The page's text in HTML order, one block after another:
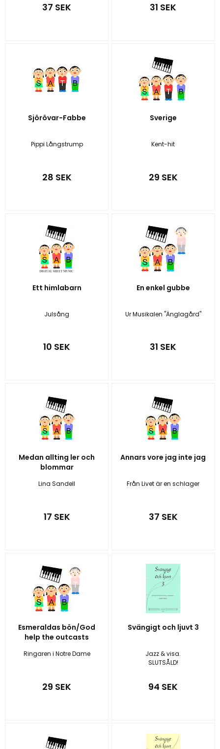
37 SEK 31 SEK
Sjörövar-Fabbe
Pippi Långstrump
28 SEK
Sverige
Kent-hit
29 SEK
Ett himlabarn
Julsång
10 SEK
En enkel gubbe
Ur Musikalen "Änglagård"
31 SEK
Medan allting ler och
blommar
Lina Sandell
17 SEK
Annars vore jag inte jag
Från Livet är en schlager
37 SEK
Esmeraldas bön/God
help the outcasts
Ringaren i Notre Dame
29 SEK
Svängigt och ljuvt 3
Jazz & visa.
SLUTSÅLD!
94 SEK